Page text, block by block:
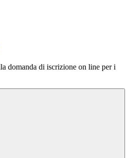
domanda di iscrizione on line per i